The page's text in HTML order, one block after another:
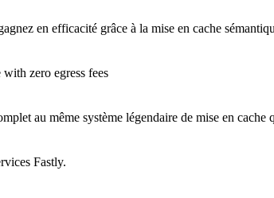
en efficacité grâce à la mise en cache
zero egress fees
au même système légendaire de mise en
Fastly.